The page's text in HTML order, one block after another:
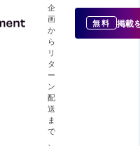
企
画
か
ら
リ
タ
ー
ン
配
送
ま
で
無料 掲載